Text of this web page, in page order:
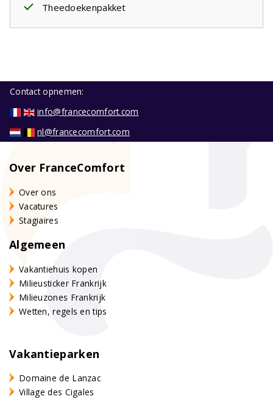
Theedoekenpakket
Contact opnemen:
info@francecomfort.com
nl@francecomfort.com
Over FranceComfort
Over ons
Vacatures
Stagiaires
Algemeen
Vakantiehuis kopen
Milieusticker Frankrijk
Milieuzones Frankrijk
Wetten, regels en tips
Vakantieparken
Domaine de Lanzac
Village des Cigales